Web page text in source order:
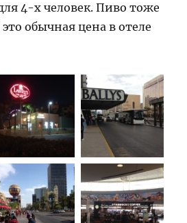
4-х человек. Пиво тоже
обычная цена в отеле